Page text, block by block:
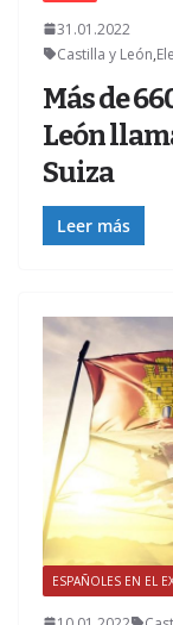
31.01.2022
Castilla y León,
Más de
León
Suiza
Leer más
ESPAÑOLES EN EL